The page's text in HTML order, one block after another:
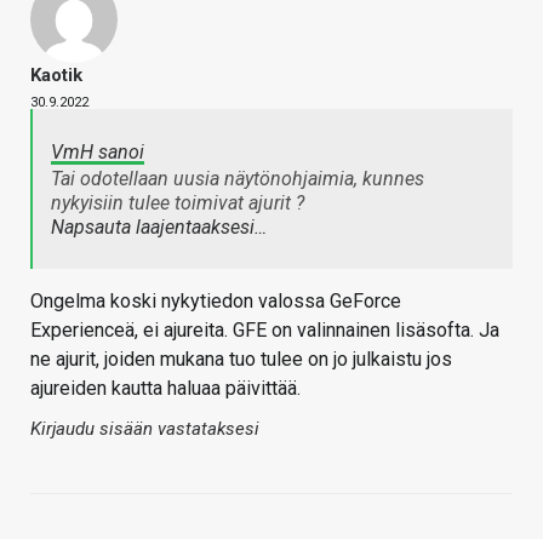
Kaotik
30.9.2022
VmH sanoi
Tai odotellaan uusia näytönohjaimia, kunnes
nykyisiin tulee toimivat ajurit ?
Napsauta laajentaaksesi…
Ongelma koski nykytiedon valossa GeForce
Experienceä, ei ajureita. GFE on valinnainen lisäsofta. Ja
ne ajurit, joiden mukana tuo tulee on jo julkaistu jos
ajureiden kautta haluaa päivittää.
Kirjaudu sisään vastataksesi